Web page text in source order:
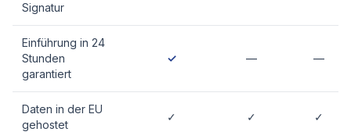
Signatur
Einführung in 24
Stunden
garantiert
✓ — —
Daten in der EU
gehostet
✓ ✓ ✓